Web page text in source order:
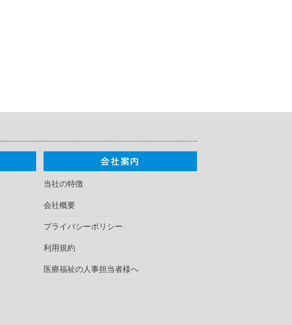
当社の特徴
会社概要
プライバシーポリシー
利用規約
医療福祉の人事担当者様へ